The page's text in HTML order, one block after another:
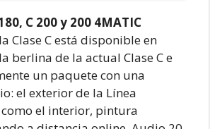
C 200 y 200 4MATIC
Clase C está disponible en
berlina de la actual Clase C e
un paquete con una
el exterior de la Línea
el interior, pintura